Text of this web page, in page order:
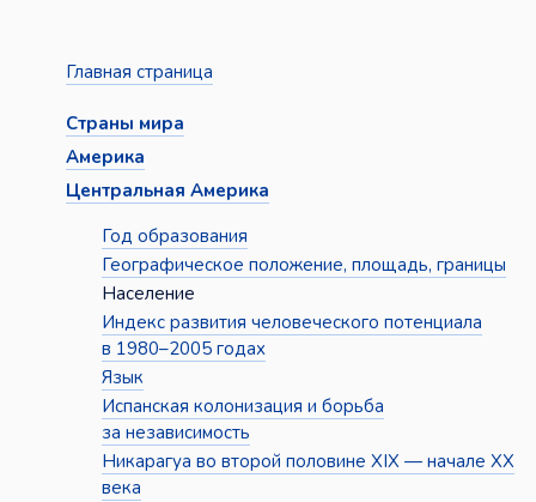
Главная страница
Страны мира
Америка
Центральная Америка
Год образования
Географическое положение, площадь, границы
Население
Индекс развития человеческого потенциала
в 1980–2005 годах
Язык
Испанская колонизация и борьба
за независимость
Никарагуа во второй половине XIX — начале XX
века